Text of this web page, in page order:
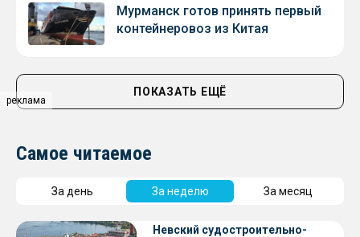
реклама
Мурманск готов принять первый
контейнеровоз из Китая
ПОКАЗАТЬ ЕЩЁ
Самое читаемое
За день За неделю За месяц
Невский судостроительно-